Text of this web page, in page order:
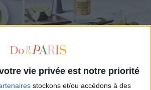
vie privée est notre priorité
stockons et/ou accédons à des
SPRING APERITIF OBSESSION